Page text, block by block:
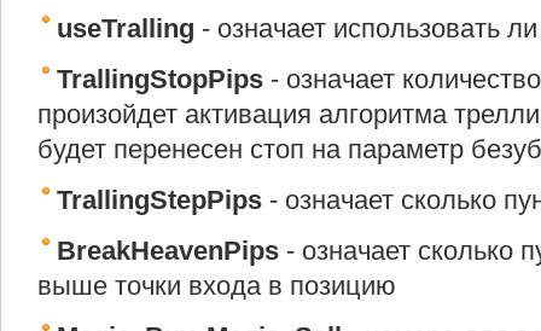
useTralling - означает использовать
TrallingStopPips - означает
произойдет активация алгоритма
будет перенесен стоп на параметр
TrallingStepPips - означает сколько
BreakHeavenPips - означает сколько
выше точки входа в позицию